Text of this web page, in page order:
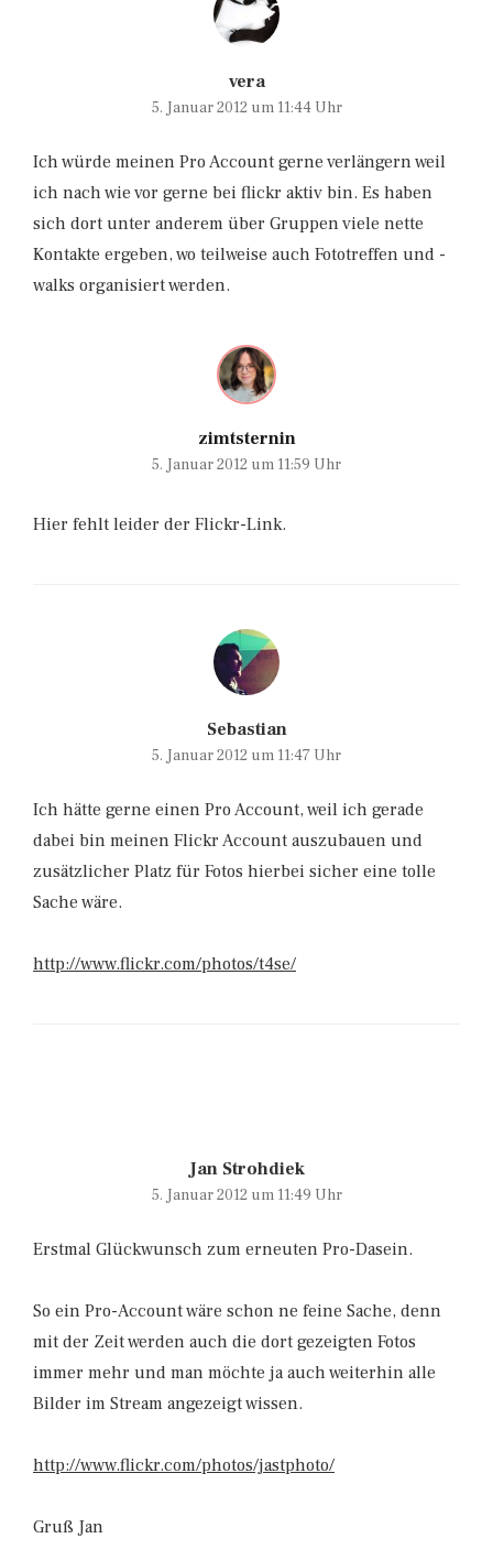
vera
5. Januar 2012 um 11:44 Uhr
Ich würde meinen Pro Account gerne verlängern weil
ich nach wie vor gerne bei flickr aktiv bin. Es haben
sich dort unter anderem über Gruppen viele nette
Kontakte ergeben, wo teilweise auch Fototreffen und -
walks organisiert werden.
zimtsternin
5. Januar 2012 um 11:59 Uhr
Hier fehlt leider der Flickr-Link.
Sebastian
5. Januar 2012 um 11:47 Uhr
Ich hätte gerne einen Pro Account, weil ich gerade
dabei bin meinen Flickr Account auszubauen und
zusätzlicher Platz für Fotos hierbei sicher eine tolle
Sache wäre.
http://www.flickr.com/photos/t4se/
Jan Strohdiek
5. Januar 2012 um 11:49 Uhr
Erstmal Glückwunsch zum erneuten Pro-Dasein.
So ein Pro-Account wäre schon ne feine Sache, denn
mit der Zeit werden auch die dort gezeigten Fotos
immer mehr und man möchte ja auch weiterhin alle
Bilder im Stream angezeigt wissen.
http://www.flickr.com/photos/jastphoto/
Gruß Jan